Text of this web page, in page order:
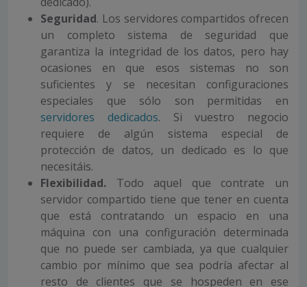
Seguridad. Los servidores compartidos ofrecen
un completo sistema de seguridad que
garantiza la integridad de los datos, pero hay
ocasiones en que esos sistemas no son
suficientes y se necesitan configuraciones
especiales que sólo son permitidas en
servidores dedicados. Si vuestro negocio
requiere de algún sistema especial de
protección de datos, un dedicado es lo que
necesitáis.
Flexibilidad. Todo aquel que contrate un
servidor compartido tiene que tener en cuenta
que está contratando un espacio en una
máquina con una configuración determinada
que no puede ser cambiada, ya que cualquier
cambio por mínimo que sea podría afectar al
resto de clientes que se hospeden en ese